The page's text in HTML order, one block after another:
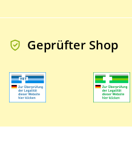
Geprüfter Shop